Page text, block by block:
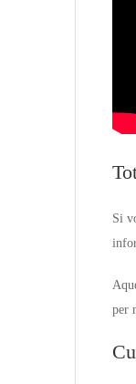
Si
per